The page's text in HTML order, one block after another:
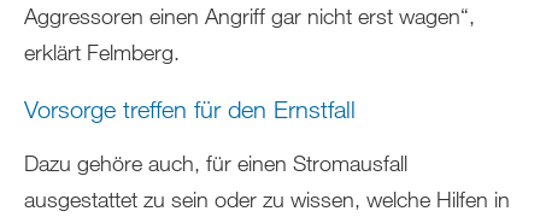
Aggressoren einen Angriff gar nicht erst wagen“,
erklärt Felmberg.
Vorsorge treffen für den Ernstfall
Dazu gehöre auch, für einen Stromausfall
ausgestattet zu sein oder zu wissen, welche Hilfen in